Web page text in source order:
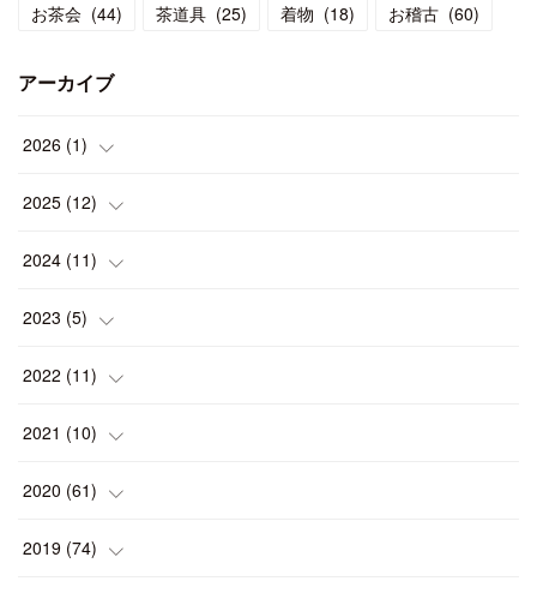
お茶会 (44) 茶道具 (25) 着物 (18) お稽古 (60)
アーカイブ
2026 (1)
(1)
2025 (12)
( 1)
(1
( 2)
( 1)
( 1)
2024 (11)
(1
( 1)
(1)
(2)
( 1)
2023 (5)
( 1)
(2)
(1)
(1)
2022 (11)
(1)
(2)
(4)
2021 (10)
(2)
(2)
2020 (61)
(1)
2019 (74)